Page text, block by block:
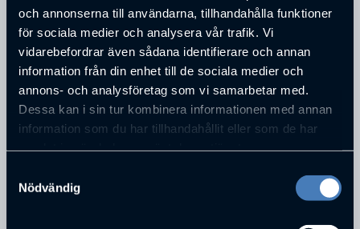
och annonserna till användarna, tillhandahålla funktioner
för sociala medier och analysera vår trafik. Vi
vidarebefordrar även sådana identifierare och annan
information från din enhet till de sociala medier och
annons- och analysföretag som vi samarbetar med.
Dessa kan i sin tur kombinera informationen med annan
information som du har tillhandahållit eller som de har
Nödvändig
ADRESS
507 71